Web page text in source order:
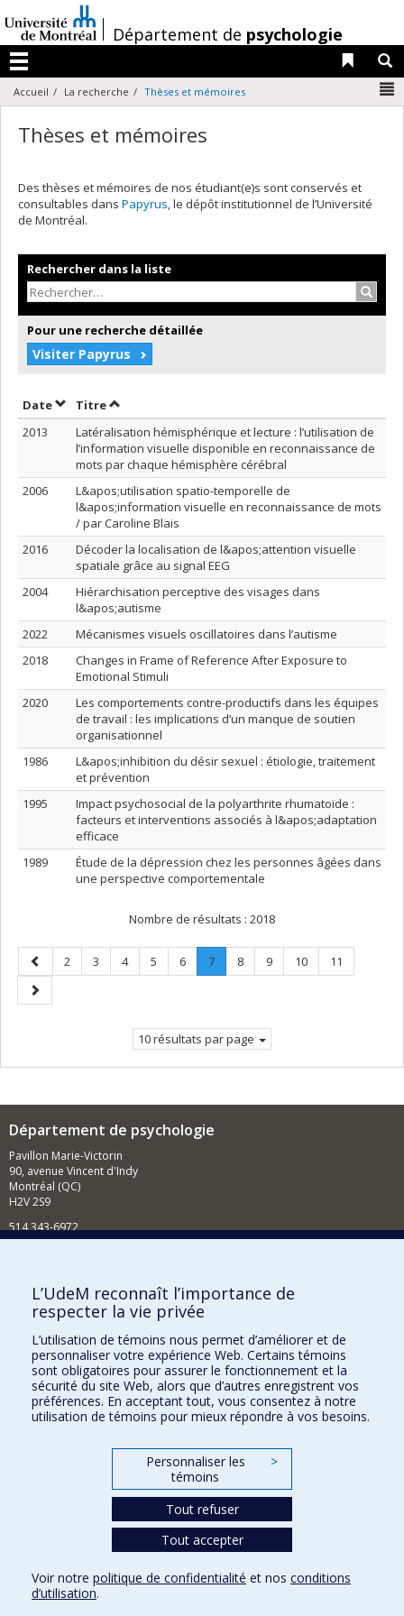
au
contenu
/Département de psychologie
Menu
Liens
Accueil La recherche Thèses et mémoires
Thèses et mémoires
Des thèses et mémoires de nos étudiant(e)s sont conservés et
consultables dans Papyrus, le dépôt institutionnel de l’Université
de Montréal.
Rechercher dans la liste
Pour une recherche détaillée
Visiter Papyrus
DateTrier par date en ordre croissant
TitreTrier par titre en ordre croissant
2013
Latéralisation hémisphérique et lecture : l’utilisation de
l’information visuelle disponible en reconnaissance de
mots par chaque hémisphère cérébral
2006
L&apos;utilisation spatio-temporelle de
l&apos;information visuelle en reconnaissance de mots
/ par Caroline Blais
2016
Décoder la localisation de l&apos;attention visuelle
spatiale grâce au signal EEG
2004
Hiérarchisation perceptive des visages dans
l&apos;autisme
2022
Mécanismes visuels oscillatoires dans l’autisme
2018
Changes in Frame of Reference After Exposure to
Emotional Stimuli
2020
Les comportements contre-productifs dans les équipes
de travail : les implications d’un manque de soutien
organisationnel
1986
L&apos;inhibition du désir sexuel : étiologie, traitement
et prévention
1995
Impact psychosocial de la polyarthrite rhumatoïde :
facteurs et interventions associés à l&apos;adaptation
efficace
1989
Étude de la dépression chez les personnes âgées dans
une perspective comportementale
Nombre de résultats : 2018
Page
précédente
Page
2 Page
3 Page
4 Page
5 Page
6 Page
7.
Page
Page
8 Page
9 Page
10 Page
11
Page
suivante
10 résultats par page
Département de psychologie
Pavillon Marie-Victorin
90, avenue Vincent d'Indy
Montréal (QC)
H2V 2S9
514 343-6972
Comment soutenir le Département?
BESOIN D'AIDE?
Plan du site
Signaler une erreur
Accessibilité
FACULTÉ DES ARTS ET DES SCIENCES
Nos départements et écoles
Conditions d’utilisation
L’UdeM reconnaît l’importance de
respecter la vie privée
L’utilisation de témoins nous permet d’améliorer et de
personnaliser votre expérience Web. Certains témoins
sont obligatoires pour assurer le fonctionnement et la
sécurité du site Web, alors que d’autres enregistrent vos
préférences. En acceptant tout, vous consentez à notre
utilisation de témoins pour mieux répondre à vos besoins.
Personnaliser les
témoins
>
Tout refuser
Tout accepter
Voir notre politique de confidentialité et nos conditions
d’utilisation.